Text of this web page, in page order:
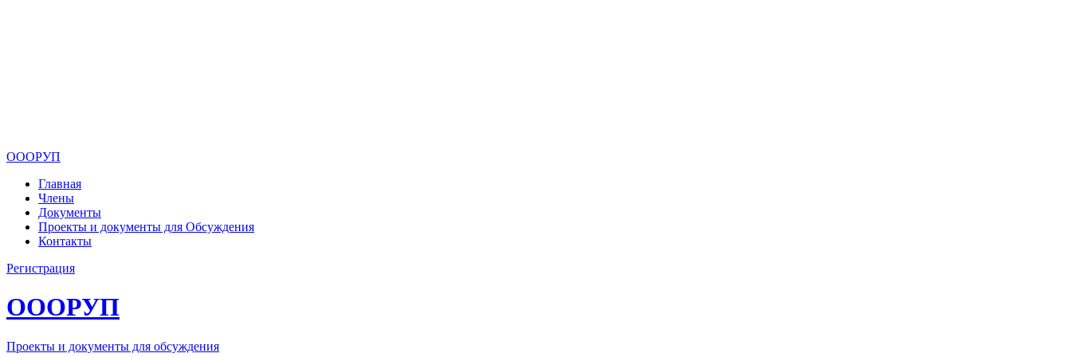
ОООРУП
Главная
Члены
Документы
Проекты и документы для Обсуждения
Контакты
Регистрация
ОООРУП
Проекты и документы для обсуждения